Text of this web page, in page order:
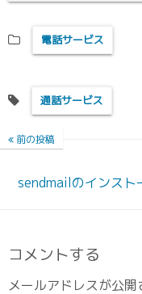
電話サービス
通話サービス
前の投稿
sendmailのインスト
コメントする
メールアドレスが公開